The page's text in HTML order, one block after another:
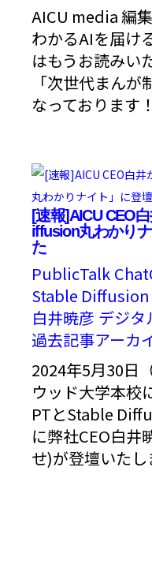
AICU media 編
わかるAIを届け
はもうお読みい
「次世代まん
なっております
[速報]AICU CEO
iffusion丸わかり
た
PublicTalk
Stable Diffusion
白井暁彦 デジタ
過去記事アーカ
2024年5月30日
ウッド大学本校
PTとStable
に弊社CEO白
せ)が登壇いたし